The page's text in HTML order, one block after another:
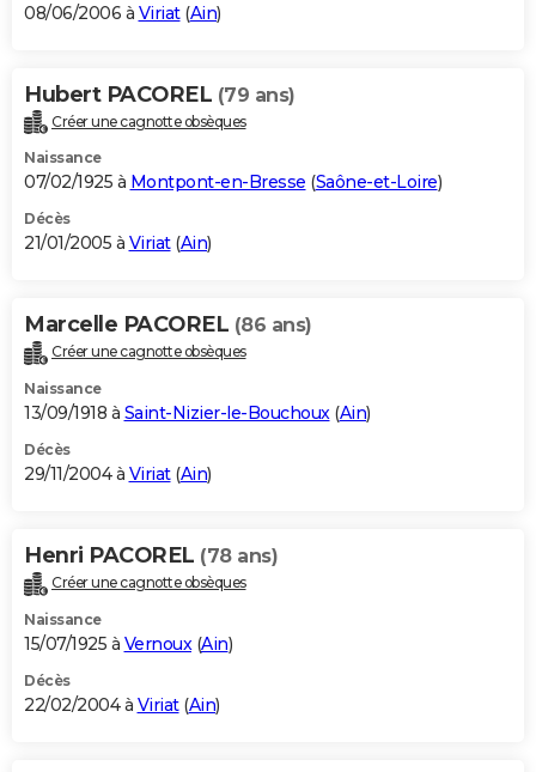
08/06/2006 à Viriat(Ain)
Hubert PACOREL (79 ans)
Créer une cagnotte obsèques
Naissance
07/02/1925 à Montpont-en-Bresse (Saône-et-Loire)
Décès
21/01/2005 à Viriat(Ain)
Marcelle PACOREL (86 ans)
Créer une cagnotte obsèques
Naissance
13/09/1918 à Saint-Nizier-le-Bouchoux(Ain)
Décès
29/11/2004 à Viriat(Ain)
Henri PACOREL (78 ans)
Créer une cagnotte obsèques
Naissance
15/07/1925 à Vernoux(Ain)
Décès
22/02/2004 à Viriat(Ain)